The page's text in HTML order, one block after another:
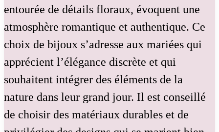
entourée de détails floraux, évoquent une
atmosphère romantique et authentique. Ce
choix de bijoux s’adresse aux mariées qui
apprécient l’élégance discrète et qui
souhaitent intégrer des éléments de la
nature dans leur grand jour. Il est conseillé
de choisir des matériaux durables et de